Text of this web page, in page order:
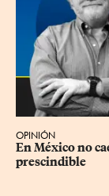
OPINIÓN
En México no
prescindible